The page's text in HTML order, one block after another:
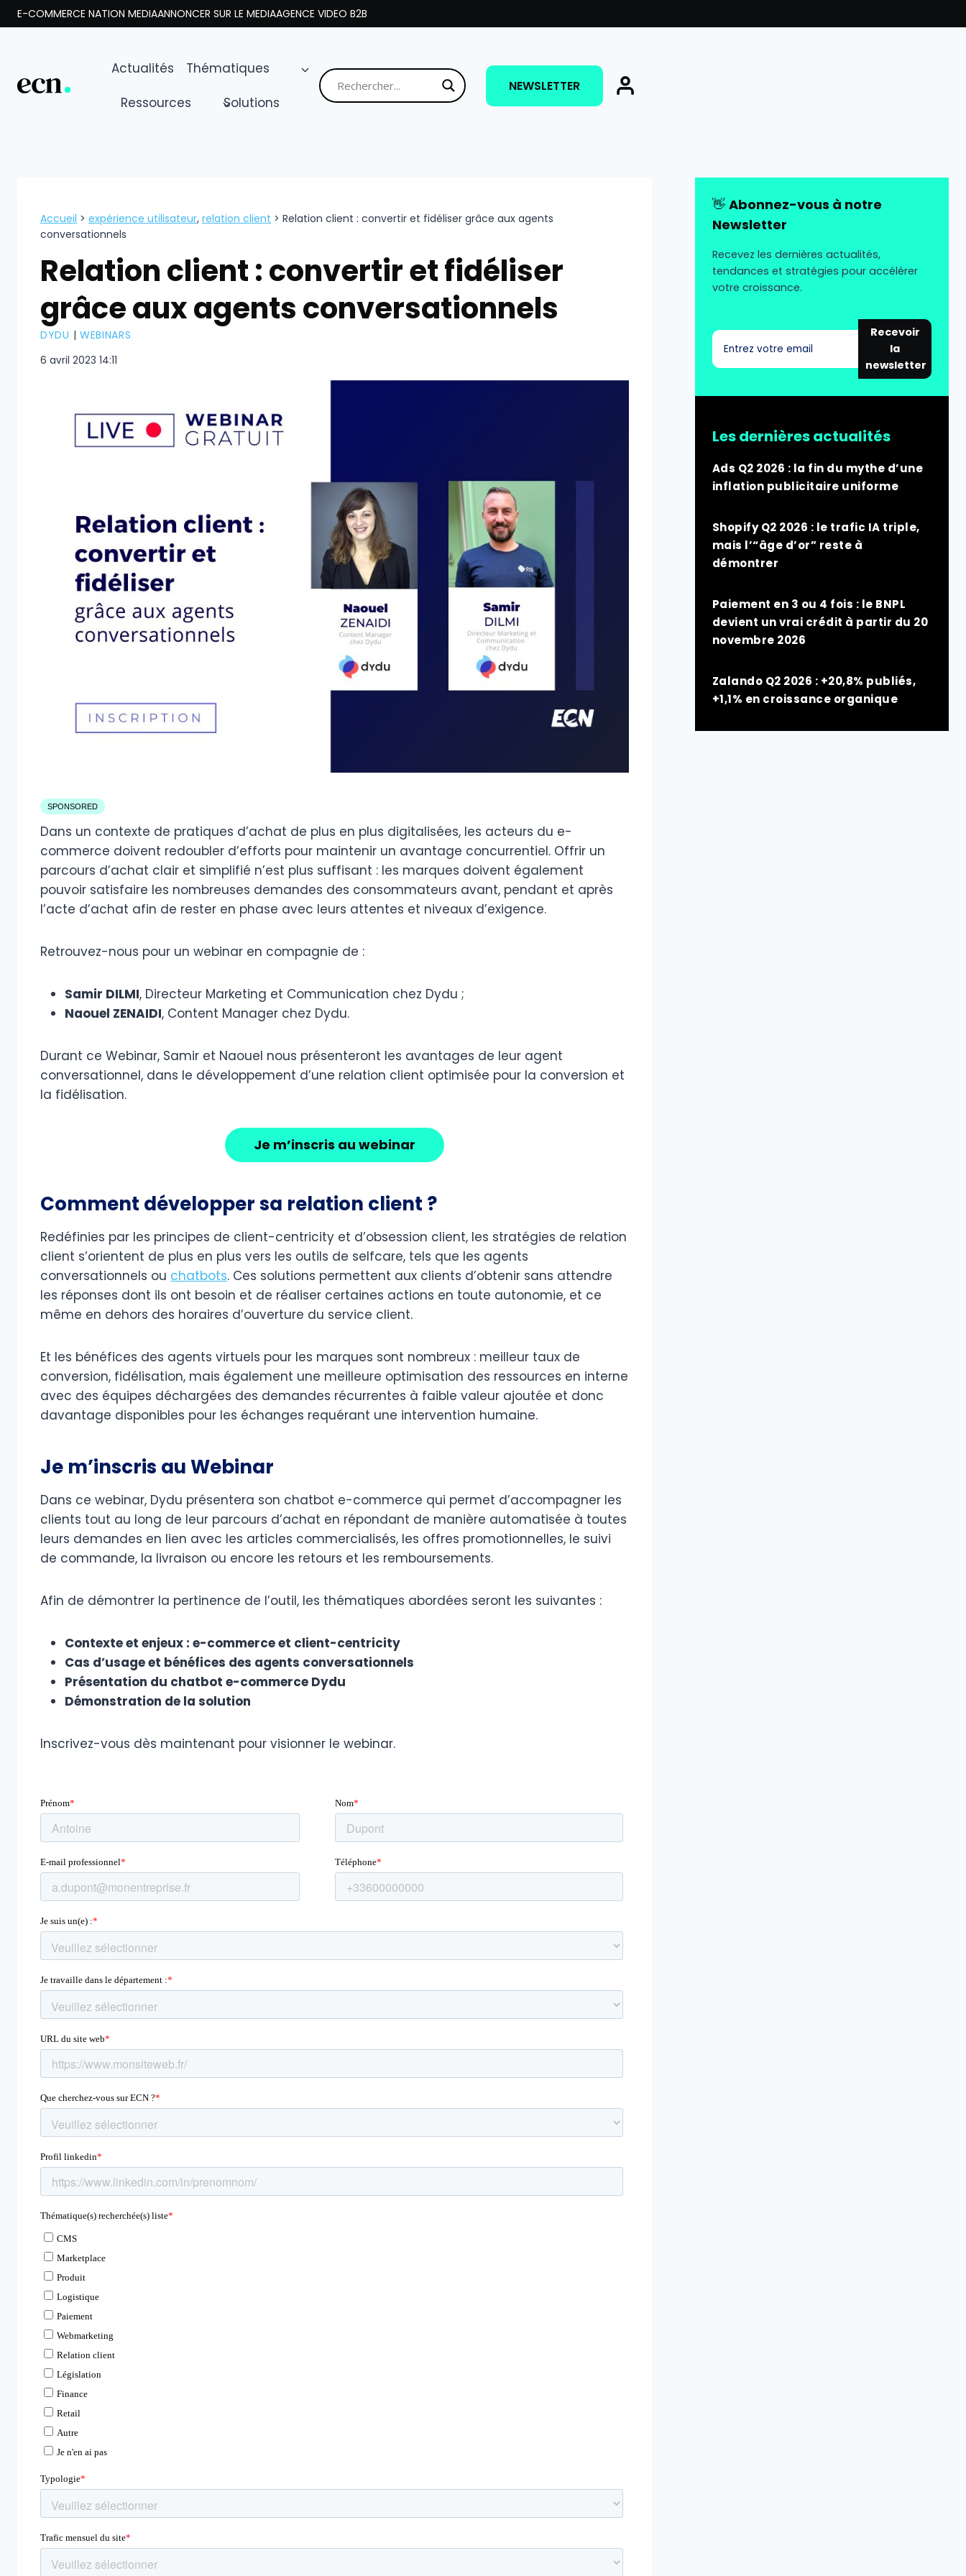
Aller
au
E-COMMERCE NATION MEDIAANNONCER SUR LE MEDIAAGENCE VIDEO B2B
Actualités
Thématiques
Ressources
Solutions
NEWSLETTER
Accueil > expérience utilisateur, relation client > Relation client : convertir et fidéliser grâce aux agents
conversationnels
Relation client : convertir et fidéliser
grâce aux agents conversationnels
DYDU | WEBINARS
6 avril 2023 14:11
SPONSORED
Dans un contexte de pratiques d’achat de plus en plus digitalisées, les acteurs du e-
commerce doivent redoubler d’efforts pour maintenir un avantage concurrentiel. Offrir un
parcours d’achat clair et simplifié n’est plus suffisant : les marques doivent également
pouvoir satisfaire les nombreuses demandes des consommateurs avant, pendant et après
l’acte d’achat afin de rester en phase avec leurs attentes et niveaux d’exigence.
Retrouvez-nous pour un webinar en compagnie de :
Samir DILMI, Directeur Marketing et Communication chez Dydu ;
Naouel ZENAIDI, Content Manager chez Dydu.
Durant ce Webinar, Samir et Naouel nous présenteront les avantages de leur agent
conversationnel, dans le développement d’une relation client optimisée pour la conversion et
la fidélisation.
Je m’inscris au webinar
Comment développer sa relation client ?
Redéfinies par les principes de client-centricity et d’obsession client, les stratégies de relation
client s’orientent de plus en plus vers les outils de selfcare, tels que les agents
conversationnels ou chatbots. Ces solutions permettent aux clients d’obtenir sans attendre
les réponses dont ils ont besoin et de réaliser certaines actions en toute autonomie, et ce
même en dehors des horaires d’ouverture du service client.
Et les bénéfices des agents virtuels pour les marques sont nombreux : meilleur taux de
conversion, fidélisation, mais également une meilleure optimisation des ressources en interne
avec des équipes déchargées des demandes récurrentes à faible valeur ajoutée et donc
davantage disponibles pour les échanges requérant une intervention humaine.
Je m’inscris au Webinar
Dans ce webinar, Dydu présentera son chatbot e-commerce qui permet d’accompagner les
clients tout au long de leur parcours d’achat en répondant de manière automatisée à toutes
leurs demandes en lien avec les articles commercialisés, les offres promotionnelles, le suivi
de commande, la livraison ou encore les retours et les remboursements.
Afin de démontrer la pertinence de l’outil, les thématiques abordées seront les suivantes :
Contexte et enjeux : e-commerce et client-centricity
Cas d’usage et bénéfices des agents conversationnels
Présentation du chatbot e-commerce Dydu
Démonstration de la solution
Inscrivez-vous dès maintenant pour visionner le webinar.
👋 Abonnez-vous à notre
Newsletter
Recevez les dernières actualités,
tendances et stratégies pour accélérer
votre croissance.
Recevoir
la
newsletter
Les dernières actualités
Ads Q2 2026 : la fin du mythe d’une
inflation publicitaire uniforme
Shopify Q2 2026 : le trafic IA triple,
mais l’“âge d’or” reste à
démontrer
Paiement en 3 ou 4 fois : le BNPL
devient un vrai crédit à partir du 20
novembre 2026
Zalando Q2 2026 : +20,8% publiés,
+1,1% en croissance organique